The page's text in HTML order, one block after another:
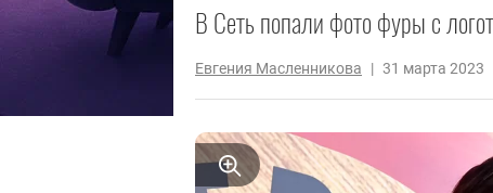
В Сеть попали фото фуры с
Евгения Масленникова | 31 марта 2023